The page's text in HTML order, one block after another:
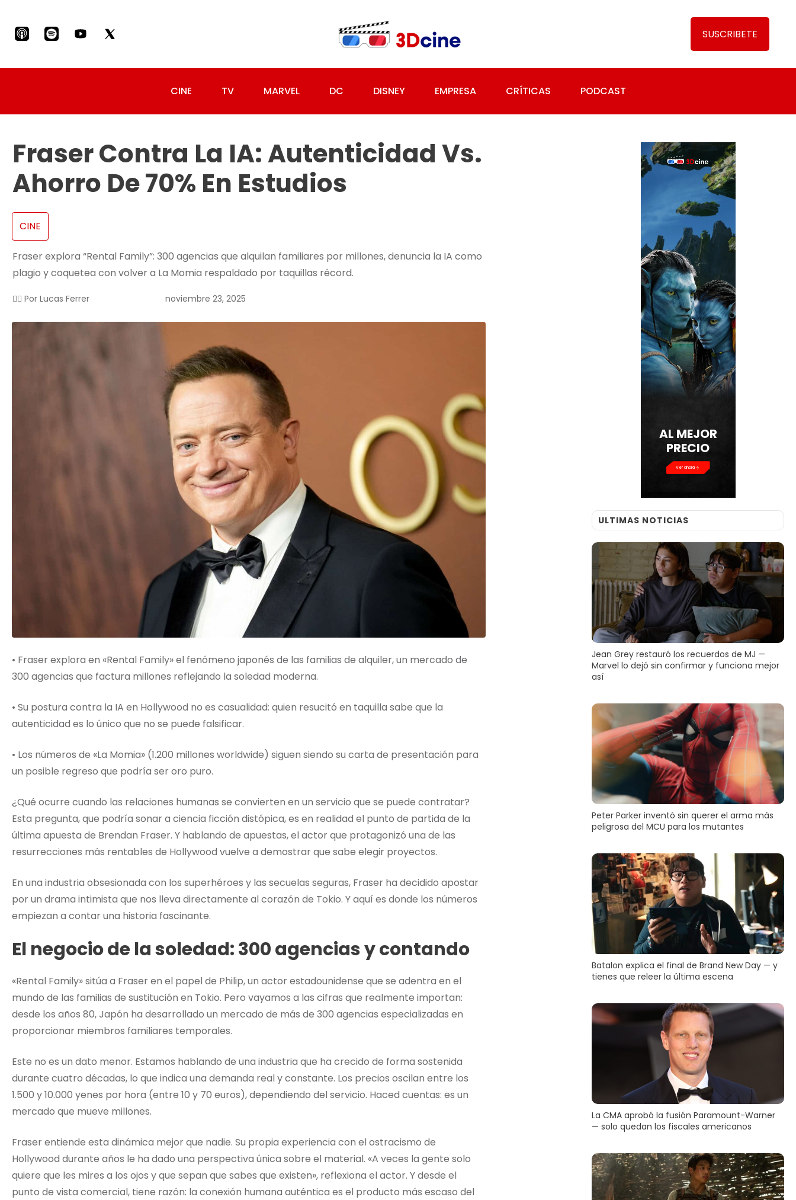
SUSCRIBETE
CINE TV MARVEL DC DISNEY EMPRESA CRÍTICAS PODCAST
Fraser Contra La IA: Autenticidad Vs.
Ahorro De 70% En Estudios
CINE
Fraser explora “Rental Family”: 300 agencias que alquilan familiares por millones, denuncia la IA como
plagio y coquetea con volver a La Momia respaldado por taquillas récord.
✍🏻 Por Lucas Ferrer noviembre 23, 2025
• Fraser explora en «Rental Family» el fenómeno japonés de las familias de alquiler, un mercado de
300 agencias que factura millones reflejando la soledad moderna.
• Su postura contra la IA en Hollywood no es casualidad: quien resucitó en taquilla sabe que la
autenticidad es lo único que no se puede falsificar.
• Los números de «La Momia» (1.200 millones worldwide) siguen siendo su carta de presentación para
un posible regreso que podría ser oro puro.
¿Qué ocurre cuando las relaciones humanas se convierten en un servicio que se puede contratar?
Esta pregunta, que podría sonar a ciencia ficción distópica, es en realidad el punto de partida de la
última apuesta de Brendan Fraser. Y hablando de apuestas, el actor que protagonizó una de las
resurrecciones más rentables de Hollywood vuelve a demostrar que sabe elegir proyectos.
En una industria obsesionada con los superhéroes y las secuelas seguras, Fraser ha decidido apostar
por un drama intimista que nos lleva directamente al corazón de Tokio. Y aquí es donde los números
empiezan a contar una historia fascinante.
El negocio de la soledad: 300 agencias y contando
«Rental Family» sitúa a Fraser en el papel de Philip, un actor estadounidense que se adentra en el
mundo de las familias de sustitución en Tokio. Pero vayamos a las cifras que realmente importan:
desde los años 80, Japón ha desarrollado un mercado de más de 300 agencias especializadas en
proporcionar miembros familiares temporales.
Este no es un dato menor. Estamos hablando de una industria que ha crecido de forma sostenida
durante cuatro décadas, lo que indica una demanda real y constante. Los precios oscilan entre los
1.500 y 10.000 yenes por hora (entre 10 y 70 euros), dependiendo del servicio. Haced cuentas: es un
mercado que mueve millones.
Fraser entiende esta dinámica mejor que nadie. Su propia experiencia con el ostracismo de
Hollywood durante años le ha dado una perspectiva única sobre el material. «A veces la gente solo
quiere que les mires a los ojos y que sepan que sabes que existen», reflexiona el actor. Y desde el
punto de vista comercial, tiene razón: la conexión humana auténtica es el producto más escaso del
AL MEJOR
PRECIO
Ver ahora
ULTIMAS NOTICIAS
Jean Grey restauró los recuerdos de MJ —
Marvel lo dejó sin confirmar y funciona mejor
así
Peter Parker inventó sin querer el arma más
peligrosa del MCU para los mutantes
Batalon explica el final de Brand New Day — y
tienes que releer la última escena
La CMA aprobó la fusión Paramount-Warner
— solo quedan los fiscales americanos